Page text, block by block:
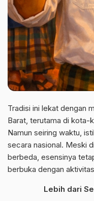
Tradisi ini lekat dengan
Barat, terutama di kota-
Namun seiring waktu,
secara nasional. Meski
berbeda, esensinya
berbuka dengan
Lebih dari